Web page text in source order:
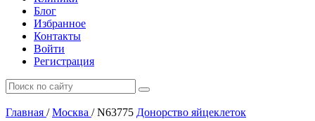
Блог
Избранное
Контакты
Войти
Регистрация
Главная / Москва /N63775 Донорство яйцеклеток